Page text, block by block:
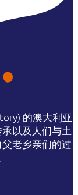
的澳大利亚
以及人们与土
老乡亲们的过